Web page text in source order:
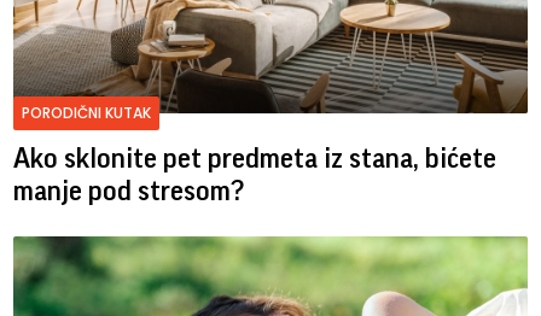
PORODIČNI KUTAK
Ako sklonite pet predmeta iz stana, bićete
manje pod stresom?